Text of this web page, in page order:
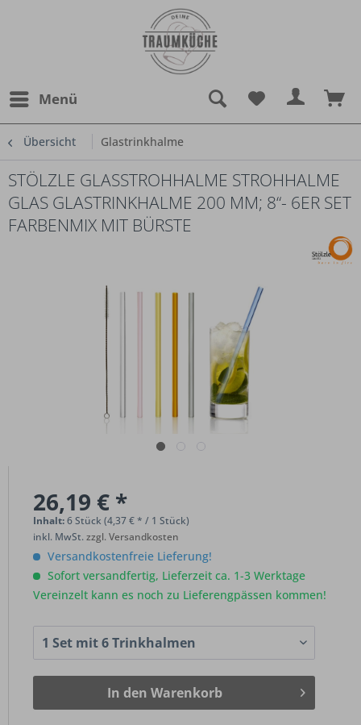
Menü
Übersicht Glastrinkhalme
STÖLZLE GLASSTROHHALME STROHHALME
GLAS GLASTRINKHALME 200 MM; 8“- 6ER SET
FARBENMIX MIT BÜRSTE
26,19 € *
Inhalt:6 Stück (4,37 € * / 1 Stück)
inkl. MwSt.zzgl. Versandkosten
Versandkostenfreie Lieferung!
Sofort versandfertig, Lieferzeit ca. 1-3 Werktage
Vereinzelt kann es noch zu Lieferengpässen kommen!
In den Warenkorb